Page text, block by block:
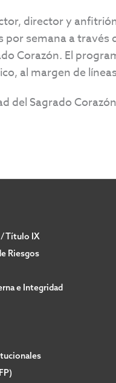
director y
semana a través
Corazón. El
al margen de
del Sagrado
/ Título IX
Riesgos
e Integridad